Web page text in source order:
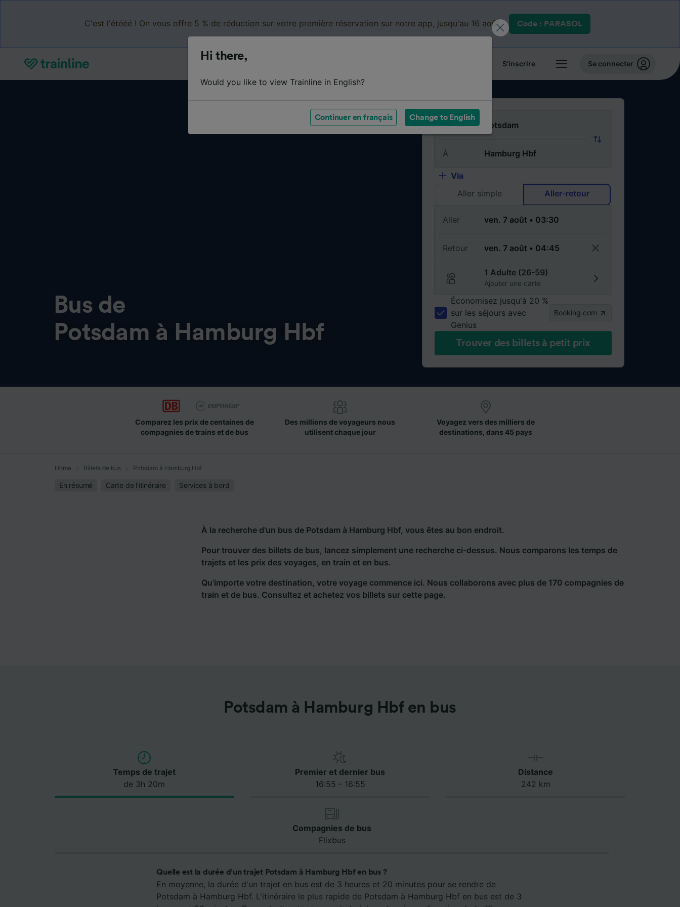
C'est l'étééé ! On vous offre 5 % de réduction sur votre première réservation sur notre app, jusqu'au 16 août. Code : PARASOL
S'inscrire Se connecter
Bus de
Potsdam à Hamburg Hbf
De
À
Via
Aller simple
Aller-retour
Aller
Retour
1 Adulte (26-59)
Ajouter une carte
Économisez jusqu'à 20 %
sur les séjours avec
Genius
Booking.com
Trouver des billets à petit prix
Comparez les prix de centaines de
compagnies de trains et de bus
Des millions de voyageurs nous
utilisent chaque jour
Voyagez vers des milliers de
destinations, dans 45 pays
Home Billets de bus Potsdam à Hamburg Hbf
En résumé Carte de l'itinéraire Services à bord
À la recherche d'un bus de Potsdam à Hamburg Hbf, vous êtes au bon endroit.
Pour trouver des billets de bus, lancez simplement une recherche ci-dessus. Nous comparons les temps de
trajets et les prix des voyages, en train et en bus.
Qu’importe votre destination, votre voyage commence ici. Nous collaborons avec plus de 170 compagnies de
train et de bus. Consultez et achetez vos billets sur cette page.
Potsdam à Hamburg Hbf en bus
Temps de trajet
de 3h 20m
Premier et dernier bus
16:55 - 16:55
Distance
242 km
Compagnies de bus
Flixbus
Quelle est la durée d’un trajet Potsdam à Hamburg Hbf en bus ?
En moyenne, la durée d'un trajet en bus est de 3 heures et 20 minutes pour se rendre de
Potsdam à Hamburg Hbf. L'itinéraire le plus rapide de Potsdam à Hamburg Hbf en bus est de 3
Hi there,
Would you like to view Trainline in English?
Continuer en français Change to English